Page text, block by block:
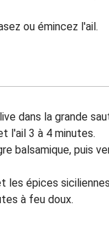
ou émincez l'ail.
dans la grande
l'ail 3 à 4 minutes.
balsamique, puis
les épices
à feu doux.